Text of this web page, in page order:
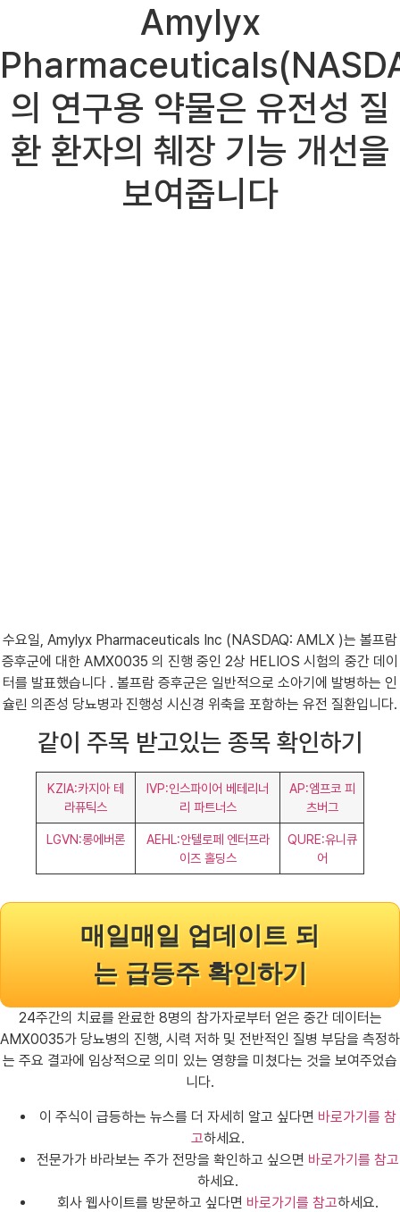
Amylyx
의 연구용 약물은 유전성 질
환 환자의 췌장 기능 개선을
보여줍니다
수요일, Amylyx Pharmaceuticals Inc (NASDAQ: AMLX )는 볼프람
증후군에 대한 AMX0035 의 진행 중인 2상 HELIOS 시험의 중간 데이
터를 발표했습니다 . 볼프람 증후군은 일반적으로 소아기에 발병하는 인
슐린 의존성 당뇨병과 진행성 시신경 위축을 포함하는 유전 질환입니다.
같이 주목 받고있는 종목 확인하기
KZIA:카지아 테
라퓨틱스
IVP:인스파이어 베테리너
리 파트너스
AP:엠프코 피
츠버그
LGVN:롱에버론
AEHL:안텔로페 엔터프라
이즈 홀딩스
QURE:유니큐
어
매일매일 업데이트 되
는 급등주 확인하기
24주간의 치료를 완료한 8명의 참가자로부터 얻은 중간 데이터는
AMX0035가 당뇨병의 진행, 시력 저하 및 전반적인 질병 부담을 측정하
는 주요 결과에 임상적으로 의미 있는 영향을 미쳤다는 것을 보여주었습
니다.
이 주식이 급등하는 뉴스를 더 자세히 알고 싶다면 바로가기를 참
고하세요.
전문가가 바라보는 주가 전망을 확인하고 싶으면 바로가기를 참고
하세요.
회사 웹사이트를 방문하고 싶다면 바로가기를 참고하세요.